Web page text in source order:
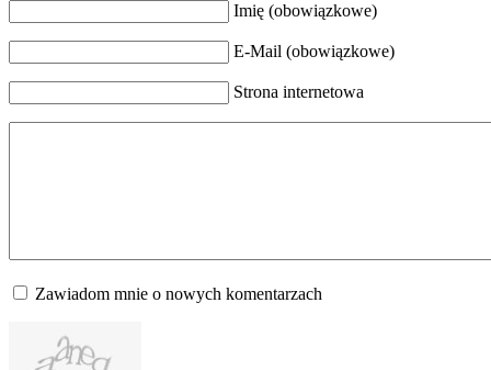
Imię (obowiązkowe)
E-Mail (obowiązkowe)
Strona internetowa
Zawiadom mnie o nowych komentarzach